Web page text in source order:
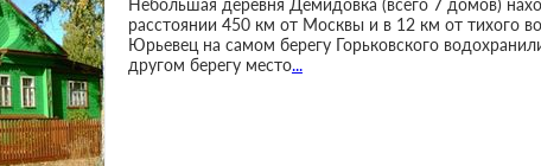
Небольшая деревня Демидовка (всего 7 домов)
расстоянии 450 км от Москвы и в 12 км от тихого
Юрьевец на самом берегу Горьковского
другом берегу место...